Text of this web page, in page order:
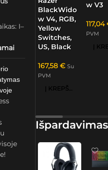
I–
BlackWido
w V4, RGB,
Yellow
Switches,
US, Black
167,58 € Su
PVM
Į KREPŠELĮ
w V3
117,04
PVM
Išpardavimas